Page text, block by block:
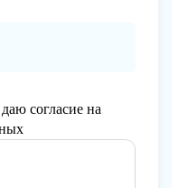
согласие на